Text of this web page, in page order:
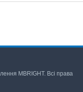
MBRIGHT. Всі права